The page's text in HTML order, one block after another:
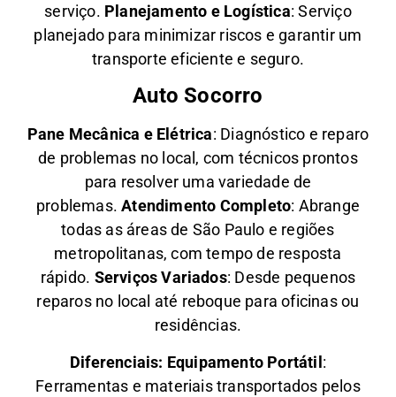
serviço. Planejamento e Logística: Serviço
planejado para minimizar riscos e garantir um
transporte eficiente e seguro.
Auto Socorro
Pane Mecânica e Elétrica: Diagnóstico e reparo
de problemas no local, com técnicos prontos
para resolver uma variedade de
problemas.Atendimento Completo: Abrange
todas as áreas de São Paulo e regiões
metropolitanas, com tempo de resposta
rápido. Serviços Variados: Desde pequenos
reparos no local até reboque para oficinas ou
residências.
Diferenciais: Equipamento Portátil:
Ferramentas e materiais transportados pelos